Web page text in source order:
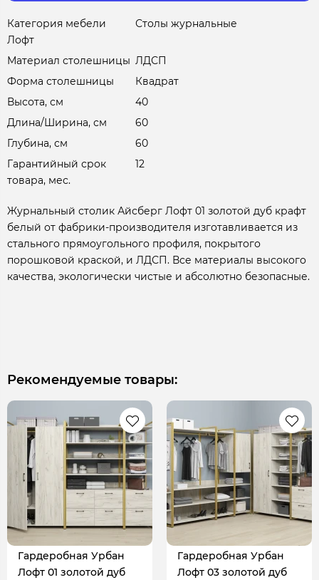
Категория мебели
Лофт
Столы журнальные
Материал столешницы ЛДСП
Форма столешницы
Квадрат
Высота, см
40
Длина/Ширина, см
60
Глубина, см
60
Гарантийный срок
товара, мес.
12
Журнальный столик Айсберг Лофт 01 золотой дуб крафт
белый от фабрики-производителя изготавливается из
стального прямоугольного профиля, покрытого
порошковой краской, и ЛДСП. Все материалы высокого
качества, экологически чистые и абсолютно безопасные.
Рекомендуемые товары:
Гардеробная Урбан
Лофт 01 золотой дуб
Гардеробная Урбан
Лофт 03 золотой дуб